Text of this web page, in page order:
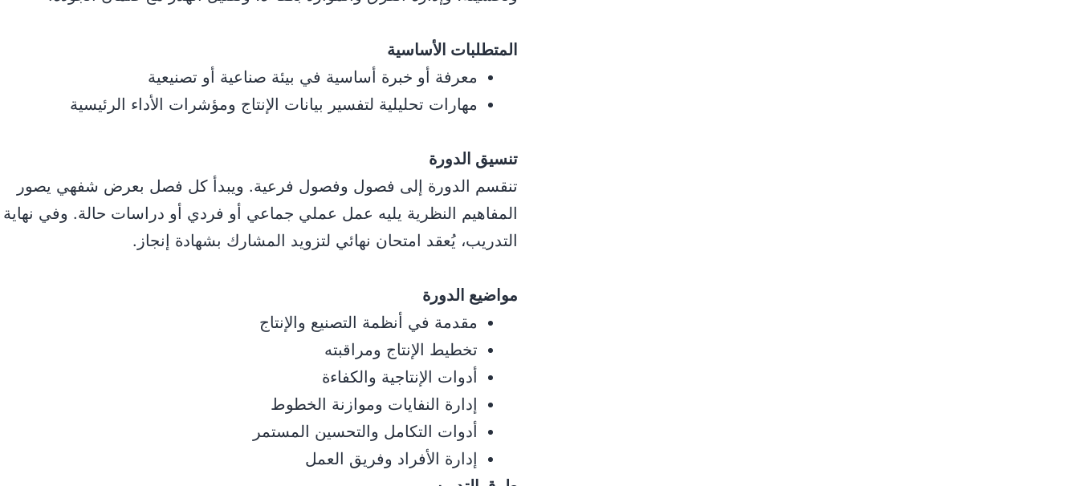
المتطلبات الأساسية
معرفة أو خبرة أساسية في بيئة صناعية أو تصنيعية
مهارات تحليلية لتفسير بيانات الإنتاج ومؤشرات الأداء الرئيسية
تنسيق الدورة
تنقسم الدورة إلى فصول وفصول فرعية. ويبدأ كل فصل بعرض شفهي يصور
المفاهيم النظرية يليه عمل عملي جماعي أو فردي أو دراسات حالة. وفي نهاية
التدريب، يُعقد امتحان نهائي لتزويد المشارك بشهادة إنجاز.
مواضيع الدورة
مقدمة في أنظمة التصنيع والإنتاج
تخطيط الإنتاج ومراقبته
أدوات الإنتاجية والكفاءة
إدارة النفايات وموازنة الخطوط
أدوات التكامل والتحسين المستمر
إدارة الأفراد وفريق العمل